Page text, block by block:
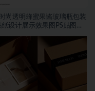
尚透明蜂蜜果酱玻璃瓶包装
纸设计展示效果图PS贴图样